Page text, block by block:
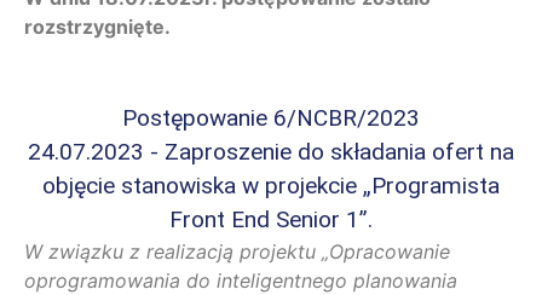
rozstrzygnięte.
Postępowanie 6/NCBR/2023
24.07.2023 - Zaproszenie do składania ofert na
objęcie stanowiska w projekcie „Programista
Front End Senior 1”.
W związku z realizacją projektu „Opracowanie
oprogramowania do inteligentnego planowania